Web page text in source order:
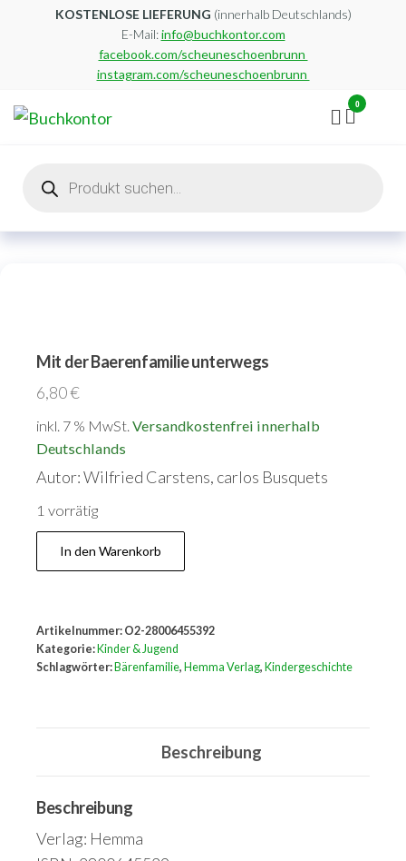
KOSTENLOSE LIEFERUNG (innerhalb Deutschlands)
E-Mail:info@buchkontor.com
facebook.com/scheuneschoenbrunn
instagram.com/scheuneschoenbrunn
0
search
Mit der Baerenfamilie unterwegs
6,80€
inkl. 7 % MwSt. Versandkostenfrei innerhalb
Deutschlands
Autor: Wilfried Carstens, carlos Busquets
1 vorrätig
Mit
der
Menge
In den Warenkorb
Artikelnummer: O2-28006455392
Kategorie: Kinder & Jugend
Schlagwörter: Bärenfamilie, Hemma Verlag, Kindergeschichte
Beschreibung
Beschreibung
Verlag: Hemma